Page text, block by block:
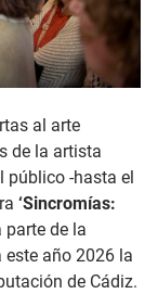
al arte
de la artista
público -hasta el
‘Sincromías:
parte de la
año 2026 la
de Cádiz.